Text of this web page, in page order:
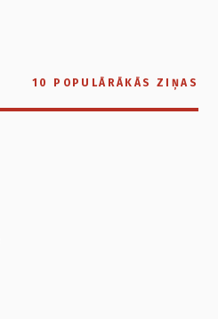
10 POPULĀRĀKĀS ZIŅAS